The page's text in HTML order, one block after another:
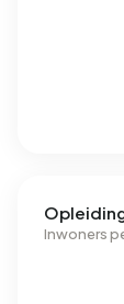
Inwoners